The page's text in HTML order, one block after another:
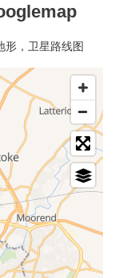
形，卫星路线图